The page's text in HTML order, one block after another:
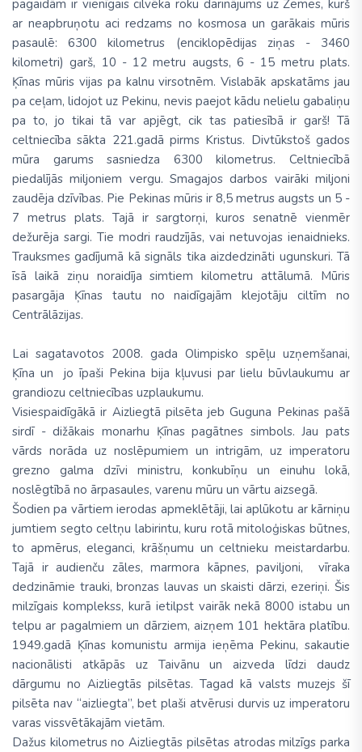
pagaidām ir vienīgais cilvēka roku darinājums uz Zemes, kurš
ar neapbruņotu aci redzams no kosmosa un garākais mūris
pasaulē: 6300 kilometrus (enciklopēdijas ziņas - 3460
kilometri) garš, 10 - 12 metru augsts, 6 - 15 metru plats.
Ķīnas mūris vijas pa kalnu virsotnēm. Vislabāk apskatāms jau
pa ceļam, lidojot uz Pekinu, nevis paejot kādu nelielu gabaliņu
pa to, jo tikai tā var apjēgt, cik tas patiesībā ir garš! Tā
celtniecība sākta 221.gadā pirms Kristus. Divtūkstoš gados
mūra garums sasniedza 6300 kilometrus. Celtniecībā
piedalījās miljoniem vergu. Smagajos darbos vairāki miljoni
zaudēja dzīvības. Pie Pekinas mūris ir 8,5 metrus augsts un 5 -
7 metrus plats. Tajā ir sargtorņi, kuros senatnē vienmēr
dežurēja sargi. Tie modri raudzījās, vai netuvojas ienaidnieks.
Trauksmes gadījumā kā signāls tika aizdedzināti ugunskuri. Tā
īsā laikā ziņu noraidīja simtiem kilometru attālumā. Mūris
pasargāja Ķīnas tautu no naidīgajām klejotāju ciltīm no
Centrālāzijas.
Lai sagatavotos 2008. gada Olimpisko spēļu uzņemšanai,
Ķīna un jo īpaši Pekina bija kļuvusi par lielu būvlaukumu ar
grandiozu celtniecības uzplaukumu.
Visiespaidīgākā ir Aizliegtā pilsēta jeb Guguna Pekinas pašā
sirdī - dižākais monarhu Ķīnas pagātnes simbols. Jau pats
vārds norāda uz noslēpumiem un intrigām, uz imperatoru
grezno galma dzīvi ministru, konkubīņu un einuhu lokā,
noslēgtībā no ārpasaules, varenu mūru un vārtu aizsegā.
Šodien pa vārtiem ierodas apmeklētāji, lai aplūkotu ar kārniņu
jumtiem segto celtņu labirintu, kuru rotā mitoloģiskas būtnes,
to apmērus, eleganci, krāšņumu un celtnieku meistardarbu.
Tajā ir audienču zāles, marmora kāpnes, paviljoni, vīraka
dedzināmie trauki, bronzas lauvas un skaisti dārzi, ezeriņi. Šis
milzīgais komplekss, kurā ietilpst vairāk nekā 8000 istabu un
telpu ar pagalmiem un dārziem, aizņem 101 hektāra platību.
1949.gadā Ķīnas komunistu armija ieņēma Pekinu, sakautie
nacionālisti atkāpās uz Taivānu un aizveda līdzi daudz
dārgumu no Aizliegtās pilsētas. Tagad kā valsts muzejs šī
pilsēta nav “aizliegta”, bet plaši atvērusi durvis uz imperatoru
varas vissvētākajām vietām.
Dažus kilometrus no Aizliegtās pilsētas atrodas milzīgs parka